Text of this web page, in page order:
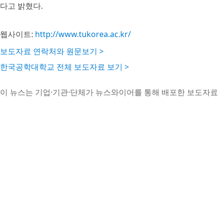
다고 밝혔다.
웹사이트: http://www.tukorea.ac.kr/
보도자료 연락처와 원문보기 >
한국공학대학교 전체 보도자료 보기 >
이 뉴스는 기업·기관·단체가 뉴스와이어를 통해 배포한 보도자